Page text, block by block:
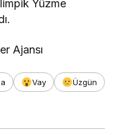
Yüzme
Ajansı
Vay
Üzgün